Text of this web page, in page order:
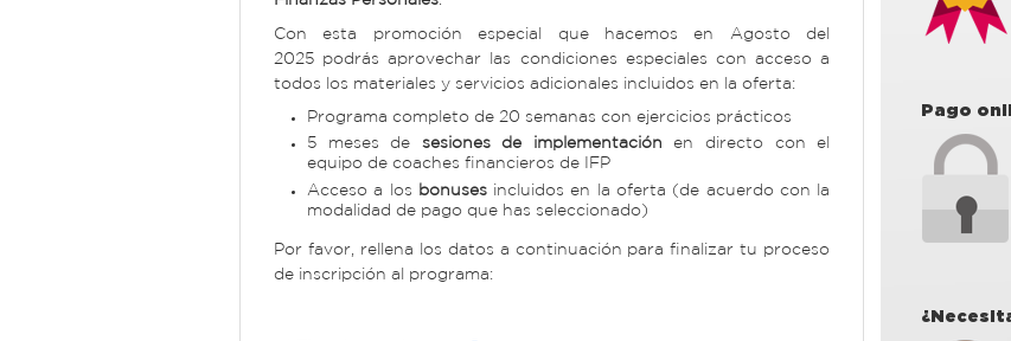
Con esta promoción especial que hacemos en Agosto del
2025 podrás aprovechar las condiciones especiales con acceso a
todos los materiales y servicios adicionales incluidos en la oferta:
Programa completo de 20 semanas con ejercicios prácticos
5 meses de sesiones de implementación en directo con el
equipo de coaches financieros de IFP
Acceso a los
bonusesincluidos en la oferta (de acuerdo con la
modalidad de pago que has seleccionado)
Por favor, rellena los datos a continuación para finalizar tu proceso
de inscripción al programa:
Pago